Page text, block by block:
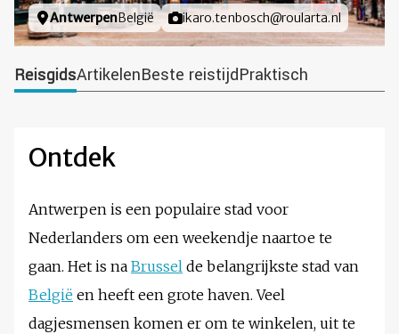
Locatie
AntwerpenBelgië Foto door
ikaro.tenbosch@roularta.nl
ReisgidsArtikelenBeste reistijdPraktisch
Ontdek
Antwerpen is een populaire stad voor
Nederlanders om een weekendje naartoe te
gaan. Het is na Brussel de belangrijkste stad van
België en heeft een grote haven. Veel
dagjesmensen komen er om te winkelen, uit te